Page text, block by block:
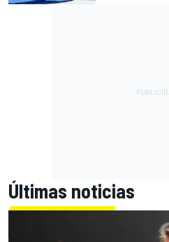
Últimas noticias